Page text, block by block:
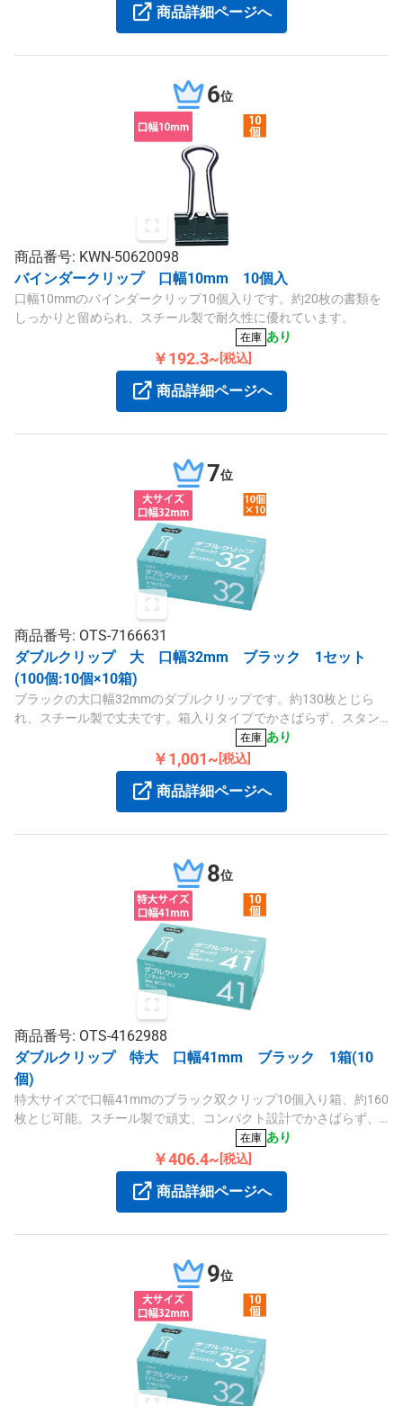
商品詳細ページへ
6位
商品番号: KWN-50620098
バインダークリップ 口幅10mm 10個入
口幅10mmのバインダークリップ10個入りです。約20枚の書類を
しっかりと留められ、スチール製で耐久性に優れています。
在庫 あり
￥192.3~ [税込]
商品詳細ページへ
7位
商品番号: OTS-7166631
ダブルクリップ 大 口幅32mm ブラック 1セット
(100個:10個×10箱)
ブラックの大口幅32mmのダブルクリップです。約130枚とじら
れ、スチール製で丈夫です。箱入りタイプでかさばらず、スタン
在庫 あり
￥1,001~ [税込]
商品詳細ページへ
8位
商品番号: OTS-4162988
ダブルクリップ 特大 口幅41mm ブラック 1箱(10
個)
特大サイズで口幅41mmのブラック双クリップ10個入り箱、約160
枚とじ可能。スチール製で頑丈、コンパクト設計でかさばらず、
スタンダードシリーズのオリジナル商品です。
在庫 あり
￥406.4~ [税込]
商品詳細ページへ
9位